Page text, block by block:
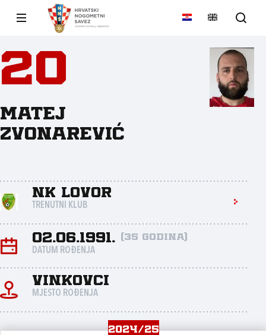
20
Matej
Zvonarević
NK Lovor
TRENUTNI KLUB
02.06.1991. (35 godina)
DATUM ROĐENJA
Vinkovci
MJESTO ROĐENJA
2024/25